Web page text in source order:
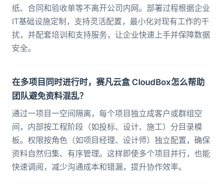
纸、合同和验收单等不离开公司内网。部署过程根据企业
IT基础设施定制，支持灵活配置，最小化对现有工作的干
扰，并配套培训和支持服务，让企业快速上手并保障数据
安全。
在多项目同时进行时，赛凡云盒 CloudBox怎么帮助
团队避免资料混乱？
通过一项目一空间隔离，每个项目独立成客户或群组空
间，内部按工程阶段（如投标、设计、施工）分目录模
板。权限按角色（如项目经理、设计师）独立配置，确保
资料自然归集、有序管理。这样即使多个项目并行，也能
快速调阅，减少沟通成本和错漏，提升协作效率。